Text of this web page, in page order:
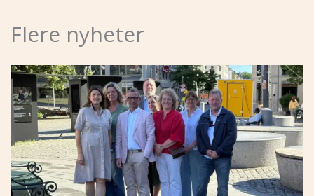
Flere nyheter